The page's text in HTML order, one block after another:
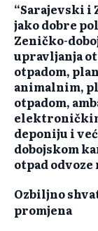
“Sarajevski i
jako dobre
Zeničko-
upravljanja
otpadom,
animalnim,
otpadom,
deponiju i
dobojskom
otpad odvoze
Ozbiljno
promjena